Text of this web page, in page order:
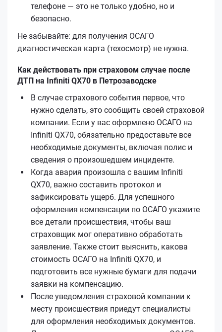
телефоне — это не только удобно, но и
безопасно.
Не забывайте: для получения ОСАГО
диагностическая карта (техосмотр) не нужна.
Как действовать при страховом случае после
ДТП на Infiniti QX70 в Петрозаводске
В случае страхового события первое, что
нужно сделать, это сообщить своей страховой
компании. Если у вас оформлено ОСАГО на
Infiniti QX70, обязательно предоставьте все
необходимые документы, включая полис и
сведения о произошедшем инциденте.
Когда авария произошла с вашим Infiniti
QX70, важно составить протокол и
зафиксировать ущерб. Для успешного
оформления компенсации по ОСАГО укажите
все детали происшествия, чтобы ваш
страховщик мог оперативно обработать
заявление. Также стоит выяснить, какова
стоимость ОСАГО на Infiniti QX70, и
подготовить все нужные бумаги для подачи
заявки на компенсацию.
После уведомления страховой компании к
месту происшествия приедут специалисты
для оформления необходимых документов.